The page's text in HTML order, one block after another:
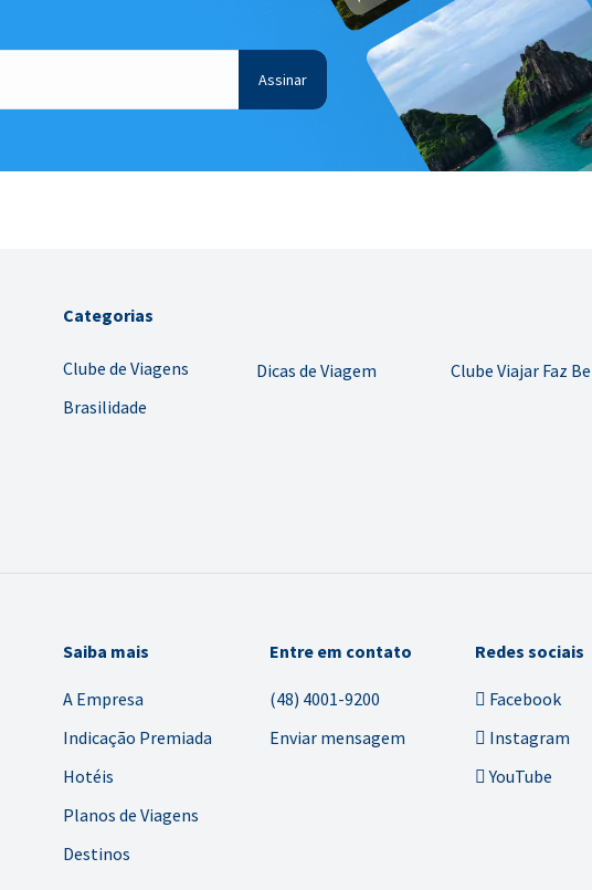
Categorias
Clube de Viagens
Brasilidade
Dicas de Viagem Clube Viajar Faz
Saiba mais
A Empresa
Indicação Premiada
Hotéis
Planos de Viagens
Destinos
Entre em contato
(48) 4001-9200
Enviar mensagem
Redes sociais
Facebook
Instagram
YouTube